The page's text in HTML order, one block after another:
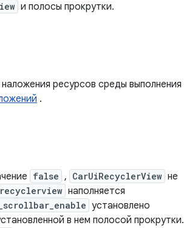
и полосы прокрутки.
ресурсов среды выполнения
.
false , CarUiRecyclerView не
наполняется
установлено
в нем полосой прокрутки.